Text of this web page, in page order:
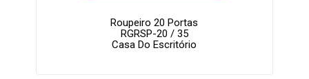
Roupeiro 20 Portas
RGRSP-20 / 35
Casa Do Escritório